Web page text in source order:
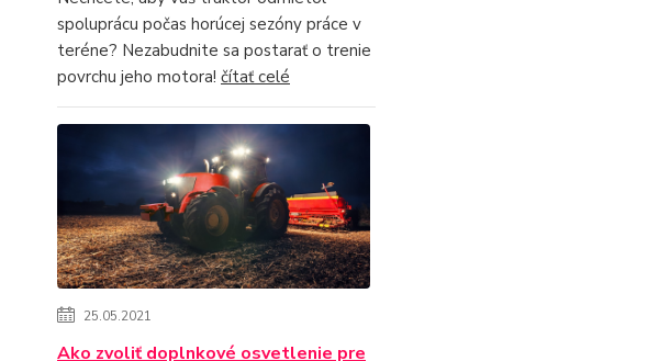
spoluprácu počas horúcej sezóny práce v
teréne? Nezabudnite sa postarať o trenie
povrchu jeho motora! čítať celé
25.05.2021
Ako zvoliť doplnkové osvetlenie pre